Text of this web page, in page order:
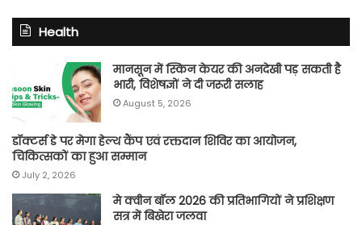
Health
मानसून में स्किन केयर की अनदेखी पड़ सकती है
भारी, विशेषज्ञों ने दी जरूरी सलाह
August 5, 2026
डॉक्टर्स डे पर मेगा हेल्थ कैंप एवं रक्तदान शिविर का आयोजन,
चिकित्सकों का हुआ सम्मान
July 2, 2026
मे क्वीन बॉल 2026 की प्रतिभागियों ने प्रशिक्षण
सत्र में बिखेरा जलवा